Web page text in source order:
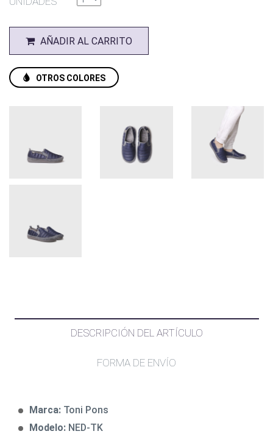
AÑADIR AL CARRITO
OTROS COLORES
DESCRIPCIÓN DEL ARTÍCULO
FORMA DE ENVÍO
Marca: Toni Pons
Modelo: NED-TK